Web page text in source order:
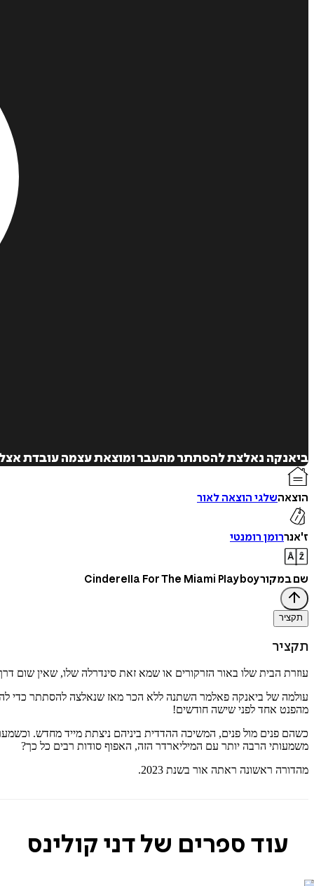
ביאנקה נאלצת להסתתר מהעבר ומוצאת עצמה עובדת אצל
הוצאהשלגי הוצאה לאור
ז'אנררומן רומנטי
שם במקורCinderella For The Miami Playboy
תקציר
תקציר
עוזרת הבית שלו באור הזרקורים או שמא זאת סינדרלה שלו, שאין שום
עולמה של ביאנקה פאלמר השתנה ללא הכר מאז שנאלצה להסתתר כדי
מהפנט אחד לפני שישה חודשים!
כשהם פנים מול פנים, המשיכה ההדדית ביניהם ניצתת מייד מחדש.
משמעותי הרבה יותר עם המיליארדר הזה, האפוף סודות רבים כל כך?
מהדורה ראשונה ראתה אור בשנת 2023.
עוד ספרים של דני קולינס